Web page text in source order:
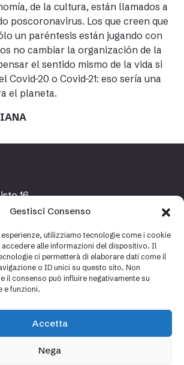
Gestisci Consenso
utilizziamo tecnologie come i cookie
alle informazioni del dispositivo. Il
ci permetterà di elaborare dati come il
o ID unici su questo sito. Non
il consenso può influire negativamente su
e funzioni.
Accetta
Nega
de la cultura, están llamados a
poscoronavirus. Los que creen que
un paréntesis están jugando con
no cambiar la organización de la
el sentido mismo de la vida si
Covid-20 o Covid-21: eso sería una
el planeta.
16,